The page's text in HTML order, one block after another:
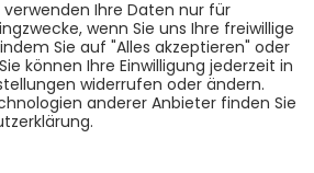
Folge uns:
auf die Len persönlich gerne
Produkt geben wir an, welche